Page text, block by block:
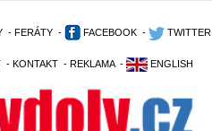
- FERÁTY - FACEBOOK - TWITTER
- KONTAKT - REKLAMA - ENGLISH